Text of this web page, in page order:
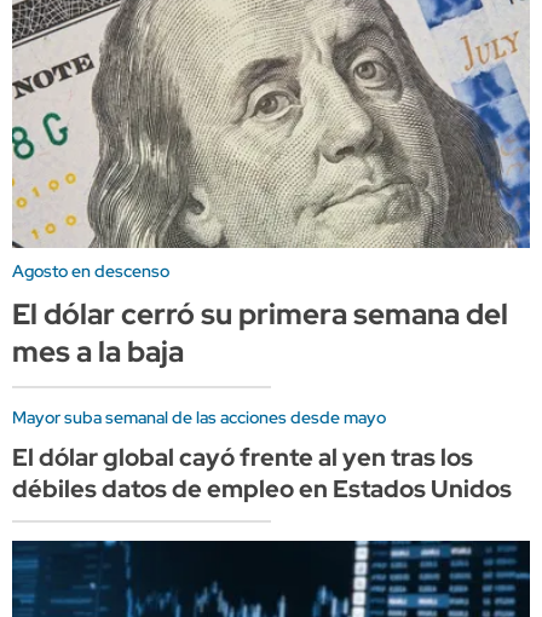
Agosto en descenso
El dólar cerró su primera semana del
mes a la baja
Mayor suba semanal de las acciones desde mayo
El dólar global cayó frente al yen tras los
débiles datos de empleo en Estados Unidos